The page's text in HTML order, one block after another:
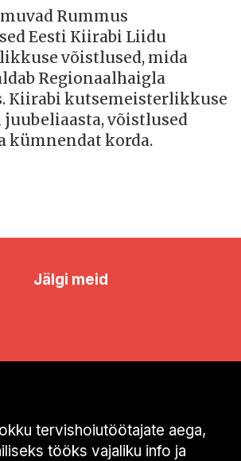
Rummus
Eesti Kiirabi Liidu
võistlused, mida
Regionaalhaigla
Kiirabi kutsemeisterlikkuse
võistlused
kümnendat korda.
Jälgi meid
tervishoiutöötajate aega,
tööks vajaliku info ja